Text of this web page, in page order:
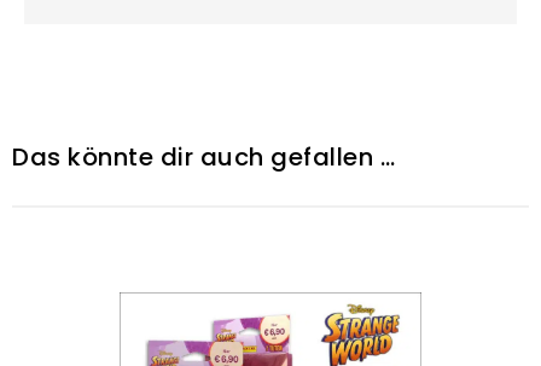
Das könnte dir auch gefallen …